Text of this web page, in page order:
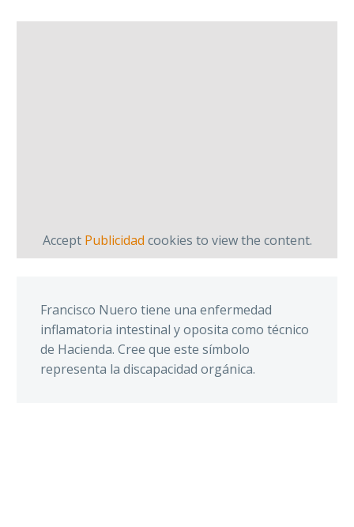
Accept Publicidad cookies to view the content.
Francisco Nuero tiene una enfermedad
inflamatoria intestinal y oposita como técnico
de Hacienda. Cree que este símbolo
representa la discapacidad orgánica.